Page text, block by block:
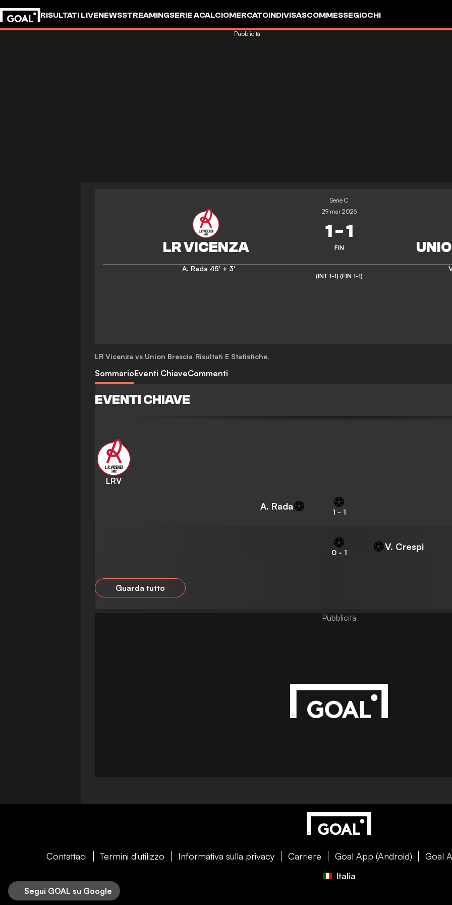
RISULTATI LIVENEWSSTREAMINGSERIE ACALCIOMERCATOINDIVISASCOMMESSEGIOCHI
Pubblicità
Serie C
29 mar 2026
1-1
FIN
A. Rada 45' + 3'
(INT 1-1) (FIN 1-1)
LR Vicenza vs Union Brescia Risultati E Statistiche,
SommarioEventi ChiaveCommenti
EVENTI CHIAVE
LRV
A. Rada
1 - 1
0- 1
V. Crespi
Guarda tutto
Pubblicità
Contattaci Termini d'utilizzo Informativa sulla privacy Carriere Goal App (Android)
Goal
Italia
Segui GOAL su Google